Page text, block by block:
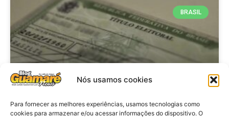
Nós usamos cookies
Para fornecer as melhores experiências, usamos tecnologias como
cookies para armazenar e/ou acessar informações do dispositivo. O
BRASIL